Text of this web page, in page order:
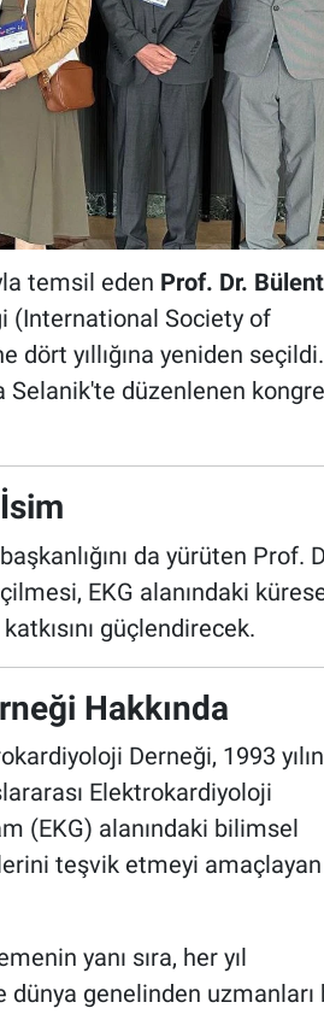
temsil eden Prof. Dr. Bülent
(International Society of
dört yıllığına yeniden seçildi.
Selanik'te düzenlenen
da yürüten Prof.
EKG alanındaki
güçlendirecek.
Hakkında
Derneği, 1993
Elektrokardiyoloji
(EKG) alanındaki bilimsel
teşvik etmeyi amaçlayan
yanı sıra, her yıl
dünya genelinden uzmanları